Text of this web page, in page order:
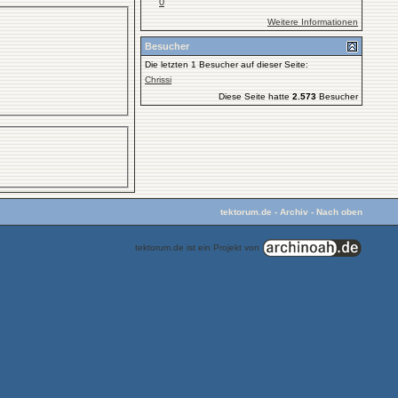
Weitere Informationen
Besucher
Die letzten 1 Besucher auf dieser Seite:
Chrissi
Diese Seite hatte 2.573 Besucher
tektorum.de - Archiv - Nach oben
tektorum.de ist ein Projekt von